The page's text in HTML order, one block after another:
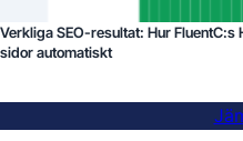
Verkliga SEO-resultat: Hur
sidor automatiskt